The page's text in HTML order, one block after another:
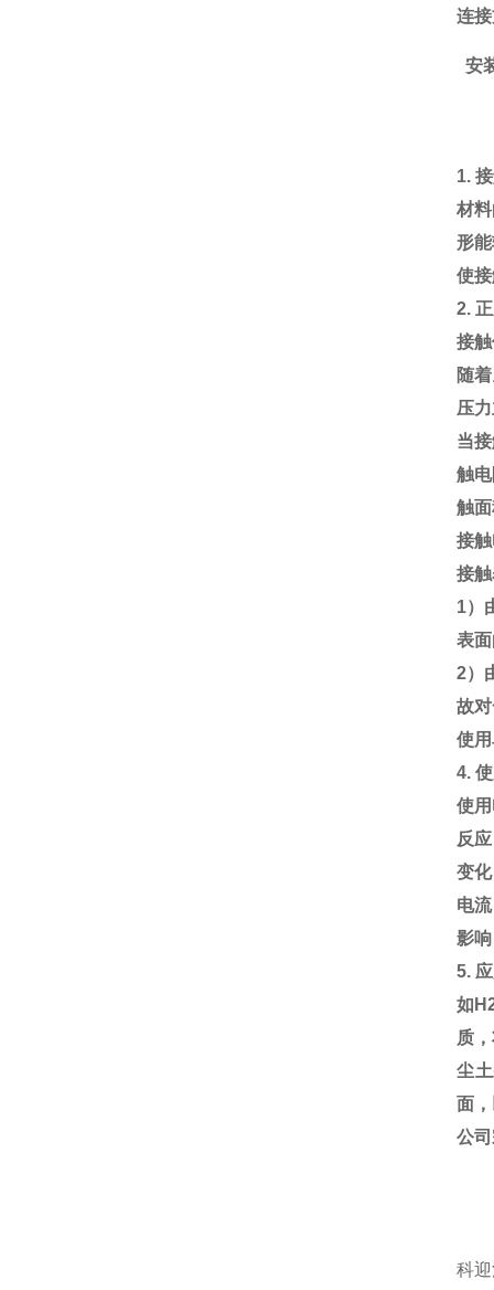
连
安
1.
材
形
使
2.
接
随
压
当
触
触
接
接
1）
表
2）
故
使
4.
使
反
变
电
影
5.
如
质
尘
面
公
科